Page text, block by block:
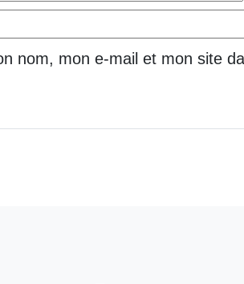
nom, mon e-mail et mon site